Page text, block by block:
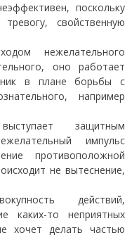
поскольку
свойственную
нежелательного
оно работает
в плане борьбы с
например
защитным
импульс
противоположной
не вытеснение,
действий,
каких-то неприятных
хочет делать частью